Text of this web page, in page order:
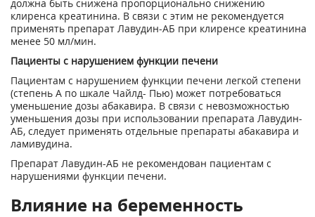
должна быть снижена пропорционально снижению
клиренса креатинина. В связи с этим не рекомендуется
применять препарат Лавудин-АБ при клиренсе креатинина
менее 50 мл/мин.
Пациенты с нарушением функции печени
Пациентам с нарушением функции печени легкой степени
(степень А по шкале Чайлд- Пью) может потребоваться
уменьшение дозы абакавира. В связи с невозможностью
уменьшения дозы при использовании препарата Лавудин-
АБ, следует применять отдельные препараты абакавира и
ламивудина.
Препарат Лавудин-АБ не рекомендован пациентам с
нарушениями функции печени.
Влияние на беременность